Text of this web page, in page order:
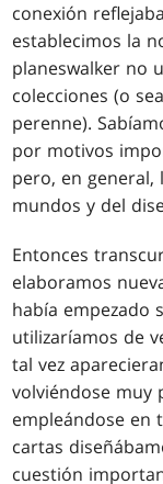
conexión
establecimos la
planeswalker no
colecciones (o
perenne).
por motivos
pero, en general,
mundos y del
Entonces
elaboramos
había empezado
utilizaríamos de
tal vez
volviéndose muy
empleándose en
cartas
cuestión